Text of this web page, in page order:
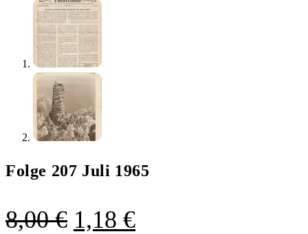
Folge 207 Juli 1965
8,00€ Ursprünglicher
1,18 €Aktueller